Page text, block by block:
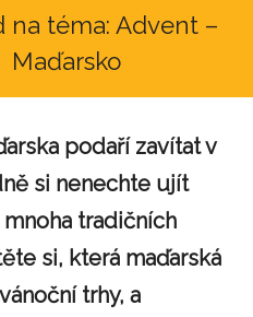
na téma: Advent –
Maďarsko
podaří zavítat v
si nenechte ujít
tradičních
si, která maďarská
trhy, a